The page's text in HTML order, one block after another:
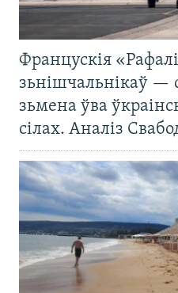
Францускія
зьнішчальнікаў —
зьмена ўва
сілах. Аналіз